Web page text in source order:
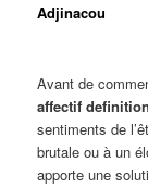
Adjinacou
Avant de
affectif definition
sentiments de
brutale ou à un
apporte une